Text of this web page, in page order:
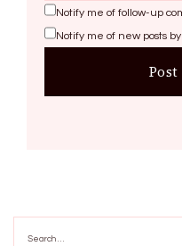
Notify me of follow-up
Notify me of new posts
for: